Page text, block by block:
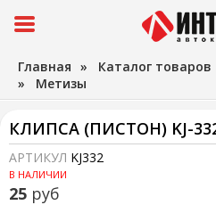
Главная » Каталог товаров
» Метизы
КЛИПСА (ПИСТОН) KJ-
АРТИКУЛ KJ332
В НАЛИЧИИ
25 руб